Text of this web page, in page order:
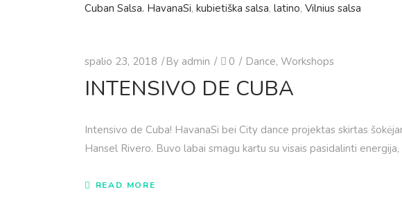
Cuban Salsa. HavanaSi, kubietiška salsa, latino, Vilnius salsa
spalio 23, 2018 By admin 0 Dance, Workshops
INTENSIVO DE CUBA
Intensivo de Cuba! HavanaSi bei City dance projektas skirtas
Hansel Rivero. Buvo labai smagu kartu su visais pasidalinti
READ MORE